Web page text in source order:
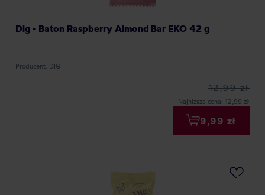
Dig - Baton Raspberry Almond Bar EKO 42 g
Producent: DIG
12,99 zł
Najniższa cena: 12,99 zł
9,99 zł